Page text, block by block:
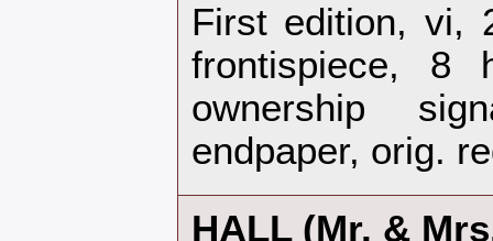
‎First edition, vi,
frontispiece, 8
ownership
endpaper, orig.
‎HALL (Mr. &